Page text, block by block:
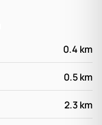
0.4 km
0.5km
2.3km